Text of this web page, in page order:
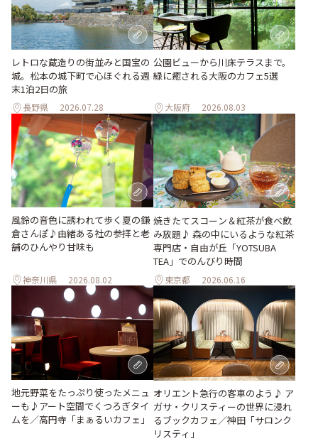
レトロな蔵造りの街並みと国宝の
城。松本の城下町で心ほぐれる週
末1泊2日の旅
長野県 2026.07.28
公園ビューから川床テラスまで。
緑に癒される大阪のカフェ5選
大阪府 2026.08.03
風鈴の音色に誘われて歩く夏の鎌
倉さんぽ♪由緒ある社の参拝と老
舗のひんやり甘味も
神奈川県 2026.08.02
焼きたてスコーン＆紅茶が食べ飲
み放題♪ 森の中にいるような紅茶
専門店・自由が丘「YOTSUBA
TEA」でのんびり時間
東京都 2026.06.16
地元野菜をたっぷり使ったメニュ
ーも♪アート空間でくつろぎタイ
ムを／高円寺「まぁるいカフェ」
オリエント急行の客車のよう♪ ア
ガサ・クリスティーの世界に浸れ
るブックカフェ／神田「サロンク
リスティ」